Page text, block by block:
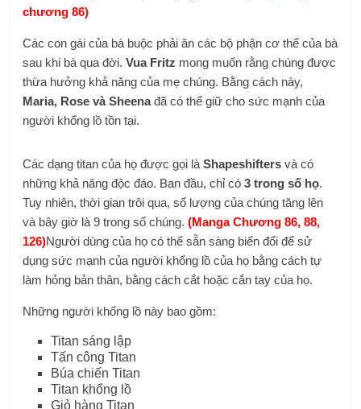
chương 86)
Các con gái của bà buộc phải ăn các bộ phận cơ thể của bà
sau khi bà qua đời.Vua Fritz mong muốn rằng chúng được
thừa hưởng khả năng của mẹ chúng. Bằng cách này,
Maria, Rose và Sheenađã có thể giữ cho sức mạnh của
người khổng lồ tồn tại.
Các dạng titan của họ được gọi làShapeshiftersvà có
những khả năng độc đáo. Ban đầu, chỉ có3 trong số họ.
Tuy nhiên, thời gian trôi qua, số lượng của chúng tăng lên
và bây giờ là 9 trong số chúng.(Manga Chương 86, 88,
126)Người dùng của họ có thể sẵn sàng biến đổi để sử
dụng sức mạnh của người khổng lồ của họ bằng cách tự
làm hỏng bản thân, bằng cách cắt hoặc cắn tay của họ.
Những người khổng lồ này bao gồm:
Titan sáng lập
Tấn công Titan
Búa chiến Titan
Titan khổng lồ
Giỏ hàng Titan